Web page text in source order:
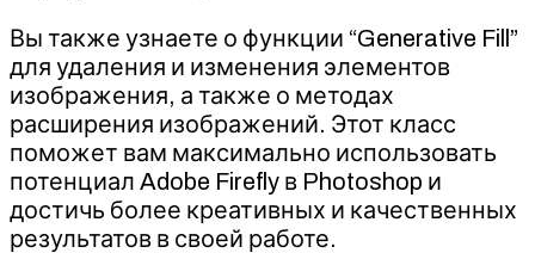
Вы также узнаете о функции “Generative Fill”
для удаления и изменения элементов
изображения, а также о методах
расширения изображений. Этот класс
поможет вам максимально использовать
потенциал Adobe Firefly в Photoshop и
достичь более креативных и качественных
результатов в своей работе.